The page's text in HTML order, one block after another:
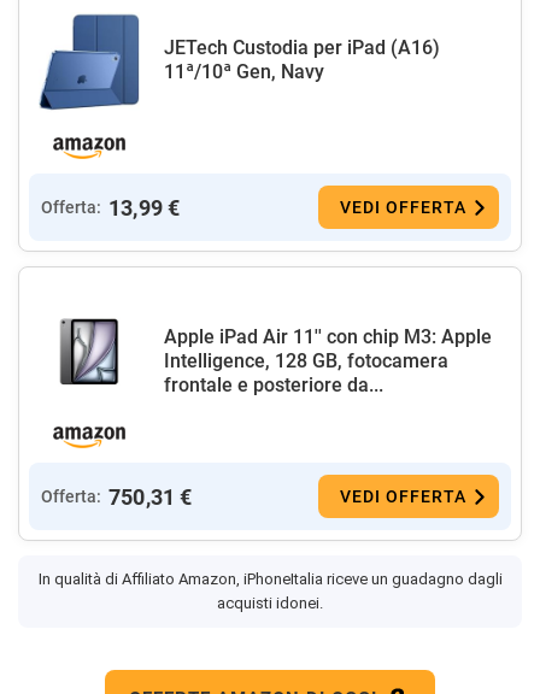
JETech Custodia per iPad (A16)
11ª/10ª Gen, Navy
Offerta: 13,99 € VEDI OFFERTA
Apple iPad Air 11'' con chip M3: Apple
Intelligence, 128 GB, fotocamera
frontale e posteriore da...
Offerta: 750,31 € VEDI OFFERTA
In qualità di Affiliato Amazon, iPhoneItalia riceve un guadagno dagli
acquisti idonei.